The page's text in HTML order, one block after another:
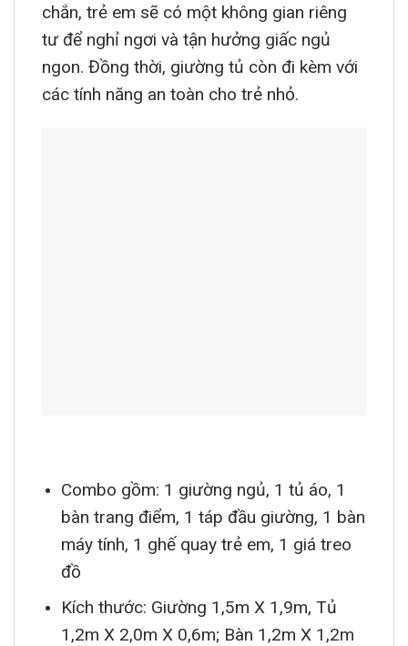
chắn, trẻ em sẽ có một không gian riêng
tư để nghỉ ngơi và tận hưởng giấc ngủ
ngon. Đồng thời, giường tủ còn đi kèm với
các tính năng an toàn cho trẻ nhỏ.
Combo gồm: 1 giường ngủ, 1 tủ áo, 1
bàn trang điểm, 1 táp đầu giường, 1 bàn
máy tính, 1 ghế quay trẻ em, 1 giá treo
đồ
Kích thước: Giường 1,5m X 1,9m, Tủ
1,2m X 2,0m X 0,6m; Bàn 1,2m X 1,2m